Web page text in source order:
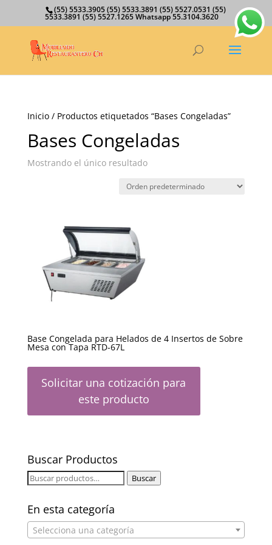
(55) 5533.3905 (55) 5533.3891 (55) 5527.0531 (55)
5533.3891 (55) 5527.1265 Whatsapp 55.3104.3620
Inicio/ Productos etiquetados “Bases Congeladas”
Bases Congeladas
Mostrando el único resultado
Base Congelada para Helados de 4 Insertos de Sobre
Mesa con Tapa RTD-67L
Solicitar una cotización para
este producto
Buscar Productos
Buscar
Buscar
En esta categoría
Selecciona una categoría